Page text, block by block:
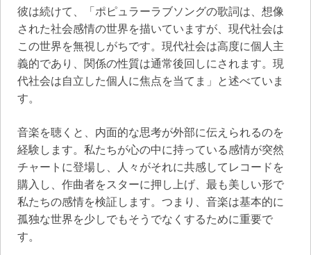
彼は続けて、「ポピュラーラブソングの歌詞は、想像
された社会感情の世界を描いていますが、現代社会は
この世界を無視しがちです。現代社会は高度に個人主
義的であり、関係の性質は通常後回しにされます。現
代社会は自立した個人に焦点を当てま」と述べていま
す。
音楽を聴くと、内面的な思考が外部に伝えられるのを
経験します。私たちが心の中に持っている感情が突然
チャートに登場し、人々がそれに共感してレコードを
購入し、作曲者をスターに押し上げ、最も美しい形で
私たちの感情を検証します。つまり、音楽は基本的に
孤独な世界を少しでもそうでなくするために重要で
す。